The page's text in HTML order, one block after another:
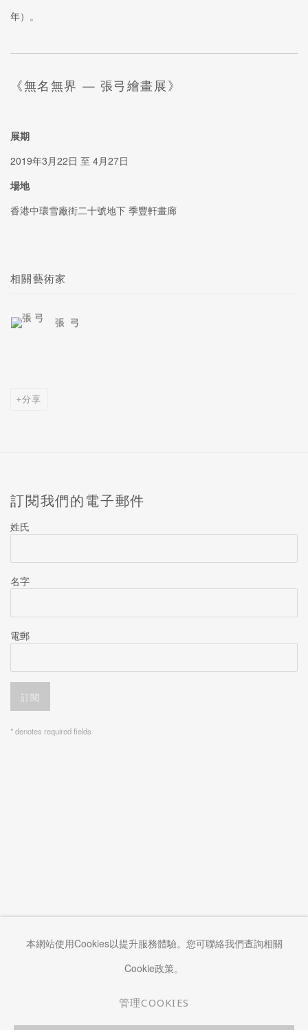
年）。
《無名無界 — 張弓繪畫展》
展期
2019年3月22日 至 4月27日
場地
香港中環雪廠街二十號地下 季豐軒畫廊
相關藝術家
張 弓
分享
訂閱我們的電子郵件
姓氏
名字
電郵
訂閱
* denotes required fields
本網站使用Cookies以提升服務體驗。您可聯絡我們查詢相關
Cookie政策。
管理COOKIES